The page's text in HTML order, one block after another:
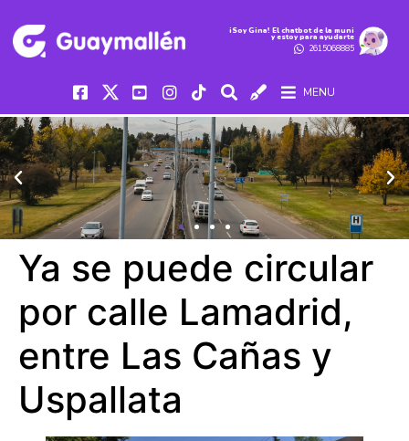
iSoy Gina! El chatbot de la muni
y estoy para ayudarte
2615068885
MENU
Ya se puede circular
por calle Lamadrid,
entre Las Cañas y
Uspallata